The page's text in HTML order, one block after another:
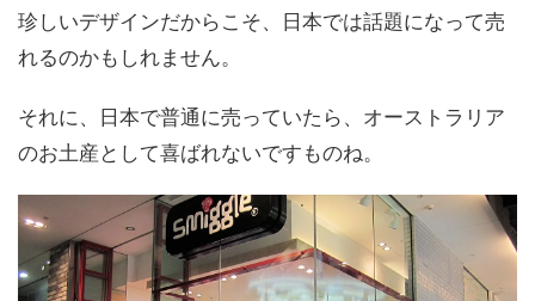
珍しいデザインだからこそ、日本では話題になって売
れるのかもしれません。
それに、日本で普通に売っていたら、オーストラリア
のお土産として喜ばれないですものね。